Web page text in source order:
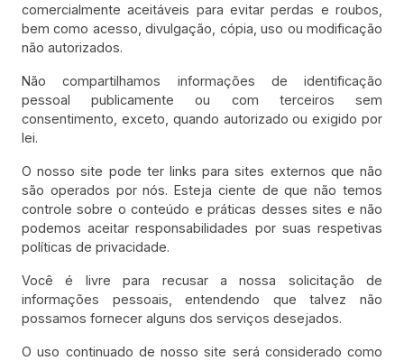
comercialmente aceitáveis para evitar perdas e roubos,
bem como acesso, divulgação, cópia, uso ou modificação
não autorizados.
Não compartilhamos informações de identificação
pessoal publicamente ou com terceiros sem
consentimento, exceto, quando autorizado ou exigido por
lei.
O nosso site pode ter links para sites externos que não
são operados por nós. Esteja ciente de que não temos
controle sobre o conteúdo e práticas desses sites e não
podemos aceitar responsabilidades por suas respetivas
políticas de privacidade.
Você é livre para recusar a nossa solicitação de
informações pessoais, entendendo que talvez não
possamos fornecer alguns dos serviços desejados.
O uso continuado de nosso site será considerado como